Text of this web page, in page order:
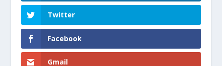
Twitter
Facebook
Gmail